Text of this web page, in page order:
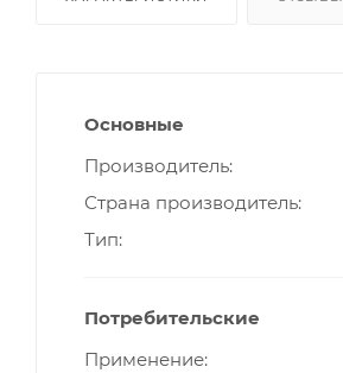
Основные
Производитель
Страна производитель
Тип
Потребительские
Применение